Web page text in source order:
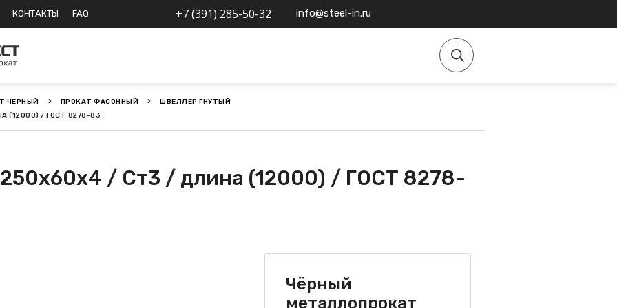
КОНТАКТЫ FAQ +7 (391) 285-50-32 info@steel-in.ru
ЧЕРНЫЙ ПРОКАТ ФАСОННЫЙ
ШВЕЛЛЕР ГНУТЫЙ
(12000) / ГОСТ 8278-83
/ Ст3 / длина (12000) / ГОСТ 8278-
Чёрный
металлопрокат